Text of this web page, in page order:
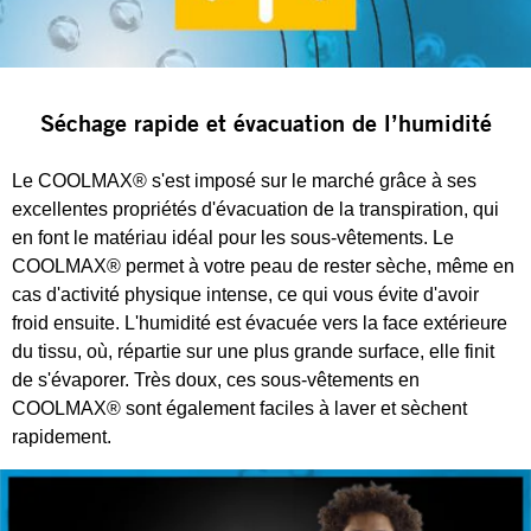
Séchage rapide et évacuation de l’humidité
Le COOLMAX® s'est imposé sur le marché grâce à ses
excellentes propriétés d'évacuation de la transpiration, qui
en font le matériau idéal pour les sous-vêtements. Le
COOLMAX® permet à votre peau de rester sèche, même en
cas d'activité physique intense, ce qui vous évite d'avoir
froid ensuite. L'humidité est évacuée vers la face extérieure
du tissu, où, répartie sur une plus grande surface, elle finit
de s'évaporer. Très doux, ces sous-vêtements en
COOLMAX® sont également faciles à laver et sèchent
rapidement.